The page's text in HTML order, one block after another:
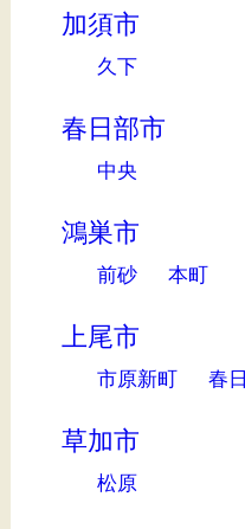
加須市
久下
春日部市
中央
鴻巣市
前砂 本町
上尾市
市原新町 春日
草加市
松原